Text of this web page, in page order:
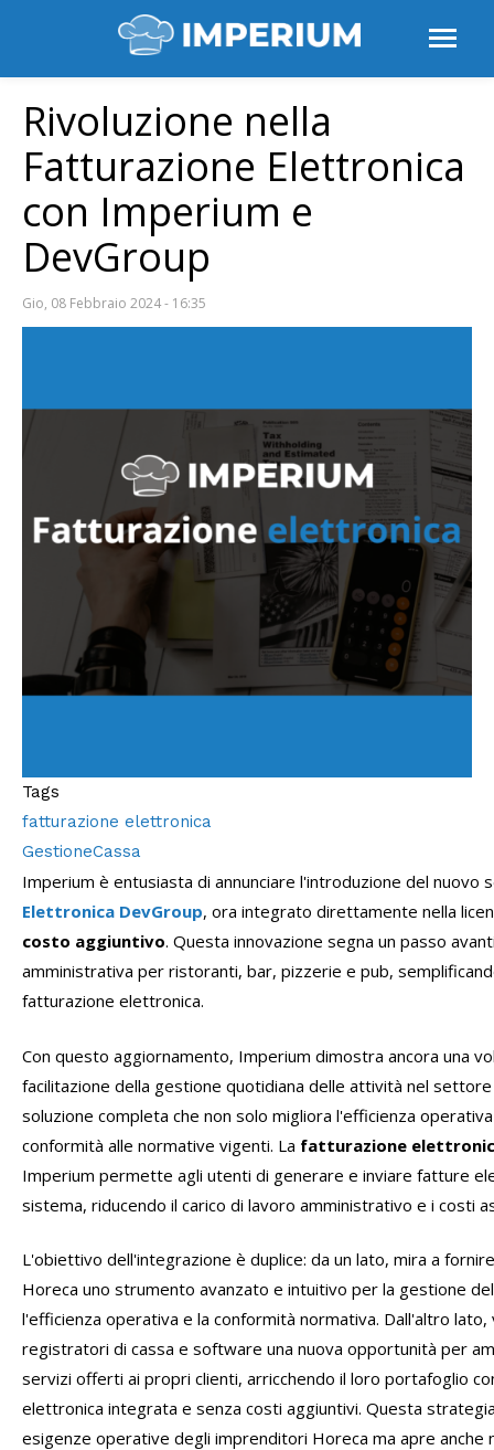
Rivoluzione nella
Fatturazione Elettronica
con Imperium e
DevGroup
Gio, 08 Febbraio 2024 - 16:35
Tags
fatturazione elettronica
GestioneCassa
Imperium è entusiasta di annunciare l'introduzione del nuovo
Elettronica DevGroup, ora integrato direttamente nella
costo aggiuntivo. Questa innovazione segna un passo
amministrativa per ristoranti, bar, pizzerie e pub,
fatturazione elettronica.
Con questo aggiornamento, Imperium dimostra ancora una
facilitazione della gestione quotidiana delle attività nel
soluzione completa che non solo migliora l'efficienza
conformità alle normative vigenti. La fatturazione
Imperium permette agli utenti di generare e inviare fatture
sistema, riducendo il carico di lavoro amministrativo e i costi
L'obiettivo dell'integrazione è duplice: da un lato, mira a
Horeca uno strumento avanzato e intuitivo per la gestione
l'efficienza operativa e la conformità normativa. Dall'altro
registratori di cassa e software una nuova opportunità per
servizi offerti ai propri clienti, arricchendo il loro portafoglio
elettronica integrata e senza costi aggiuntivi. Questa
esigenze operative degli imprenditori Horeca ma apre anche